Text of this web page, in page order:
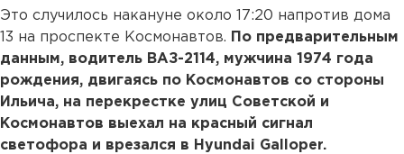
Это случилось накануне около 17:20 напротив дома
13 на проспекте Космонавтов.
По предварительным
данным, водитель ВАЗ-2114, мужчина 1974 года
рождения, двигаясь по Космонавтов со стороны
Ильича, на перекрестке улиц Советской и
Космонавтов выехал на красный сигнал
светофора и врезался в Hyundai Galloper.